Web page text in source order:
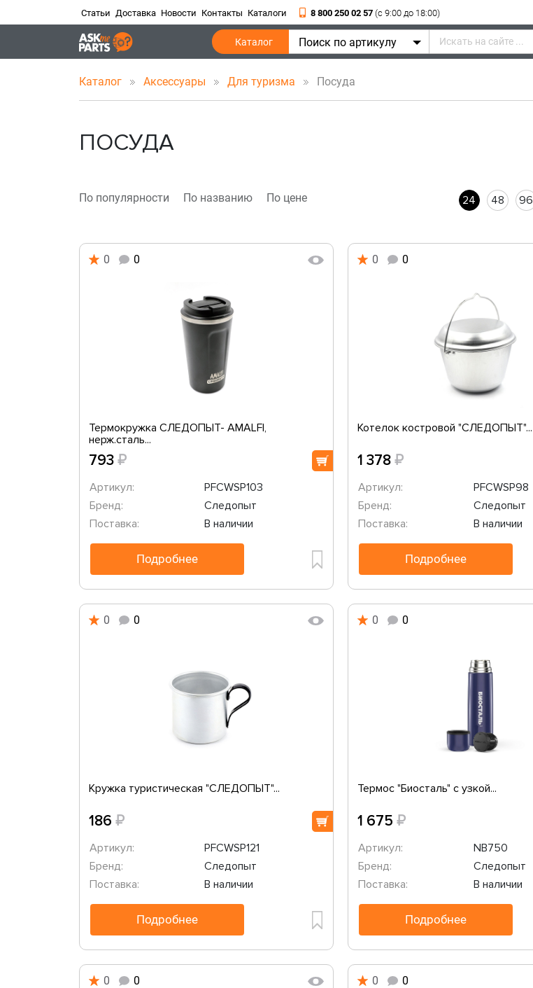
Статьи Доставка Новости Контакты Каталоги 8 800 250 02 57 (c 9:00 до 18:00)
Каталог Поиск по артикулу
Каталог Аксессуары Для туризма Посуда
ПОСУДА
По популярности По названию По цене 24 48 96
0 0
Термокружка СЛЕДОПЫТ- AMALFI,
нерж.сталь...
793 ₽
Артикул:
PFCWSP103
Бренд:
Следопыт
Поставка:
В наличии
Подробнее
0 0
Котелок костровой "СЛЕДОПЫТ"...
1 378 ₽
Артикул:
PFCWSP98
Бренд:
Следопыт
Поставка:
В наличии
Подробнее
0 0
Кружка туристическая "СЛЕДОПЫТ"...
186 ₽
Артикул:
PFCWSP121
Бренд:
Следопыт
Поставка:
В наличии
Подробнее
0 0
Термос "Биосталь" с узкой...
1 675 ₽
Артикул:
NB750
Бренд:
Следопыт
Поставка:
В наличии
Подробнее
0 0 0 0